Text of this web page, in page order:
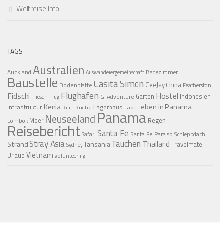
Weltreise Info
TAGS
Auckland Australien Auswanderergemeinschaft Badezimmer
Baustelle Bodenplatte Casita Simon CeeJay China Featherston
Fidschi Fliesen Flug Flughafen G-Adventure Garten Hostel Indonesien
Infrastruktur Kenia Kilifi Küche Lagerhaus Laos Leben in Panama
Lombok Meer NeuseelandPanama Regen
Reisebericht Safari Santa Fe Santa Fe Paraiso Schleppdach
Strand Stray AsiaSydneyTansaniaTauchen Thailand Travelmate
Urlaub Vietnam Volunteering